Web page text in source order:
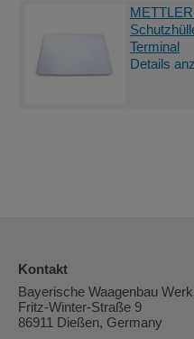
Terminal
Details
Kontakt
Bayerische Waagenbau
Fritz-Winter-Straße 9
86911 Dießen, Germany